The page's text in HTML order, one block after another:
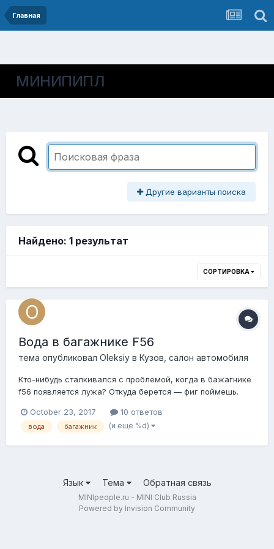
Главная
МИНИПИПЛ
Другие варианты поиска
Найдено: 1 результат
СОРТИРОВКА
Вода в багажнике F56
тема опубликовал Oleksiy в Кузов, салон автомобиля
Кто-нибудь сталкивался с проблемой, когда в бажагнике
f56 появляется лужа? Откуда берется — фиг поймешь.
дождь — справа в углу бажаника (вокруг домкрата)
всегда обшивка мокрая. Коврик который метал
October 23, 2017 10 ответов
вода багажник (и ещё %d)
Язык Тема Обратная связь
MINIpeople.ru - MINI Club Russia
Powered by Invision Community